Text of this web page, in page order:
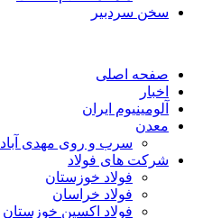
سخن سردبیر
صفحه اصلی
اخبار
آلومینیوم ایران
معدن
سرب و روی مهدی آباد
شرکت های فولاد
فولاد خوزستان
فولاد خراسان
فولاد اکسین خوزستان